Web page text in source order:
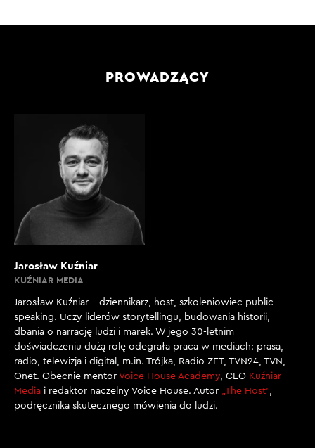
PROWADZĄCY
Jarosław Kuźniar
KUŹNIAR MEDIA
Jarosław Kuźniar – dziennikarz, host, szkoleniowiec public
speaking. Uczy liderów storytellingu, budowania historii,
dbania o narrację ludzi i marek. W jego 30-letnim
doświadczeniu dużą rolę odegrała praca w mediach: prasa,
radio, telewizja i digital, m.in. Trójka, Radio ZET, TVN24, TVN,
Onet. Obecnie mentor Voice House Academy, CEO Kuźniar
Media i redaktor naczelny Voice House. Autor „The Host”,
podręcznika skutecznego mówienia do ludzi.